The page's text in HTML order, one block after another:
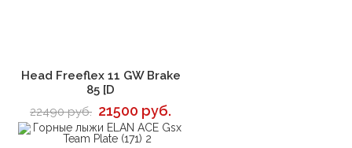
В корзину
Head Freeflex 11 GW Brake
85 [D
22490 руб. 21500 руб.